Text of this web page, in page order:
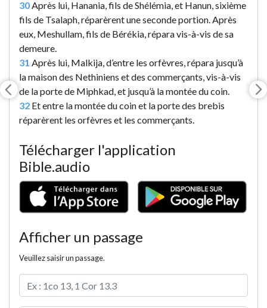
30 Après lui, Hanania, fils de Shélémia, et Hanun, sixième
fils de Tsalaph, réparèrent une seconde portion. Après
eux, Meshullam, fils de Bérékia, répara vis-à-vis de sa
demeure.
31 Après lui, Malkija, d’entre les orfèvres, répara jusqu’à
la maison des Nethiniens et des commerçants, vis-à-vis
de la porte de Miphkad, et jusqu’à la montée du coin.
32 Et entre la montée du coin et la porte des brebis
réparèrent les orfèvres et les commerçants.
Télécharger l'application
Bible.audio
Afficher un passage
Veuillez saisir un passage.